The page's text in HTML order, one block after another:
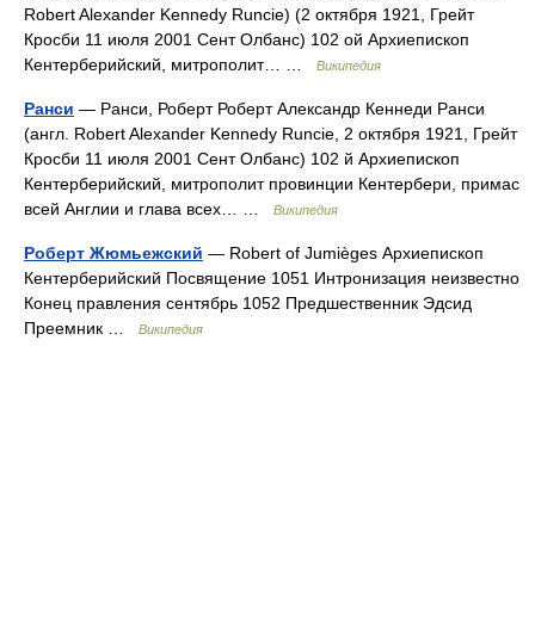
Robert Alexander Kennedy Runcie) (2 октября 1921, Грейт
Кросби 11 июля 2001 Сент Олбанс) 102 ой Архиепископ
Кентерберийский, митрополит… …
Википедия
Ранси — Ранси, Роберт Роберт Александр Кеннеди Ранси
(англ. Robert Alexander Kennedy Runcie, 2 октября 1921, Грейт
Кросби 11 июля 2001 Сент Олбанс) 102 й Архиепископ
Кентерберийский, митрополит провинции Кентербери, примас
всей Англии и глава всех… …
Википедия
Роберт Жюмьежский — Robert of Jumièges Архиепископ
Кентерберийский Посвящение 1051 Интронизация неизвестно
Конец правления сентябрь 1052 Предшественник Эдсид
Преемник …
Википедия